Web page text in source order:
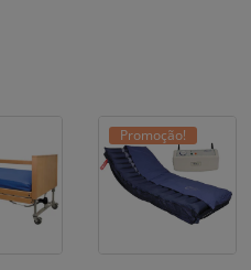
Promoção!